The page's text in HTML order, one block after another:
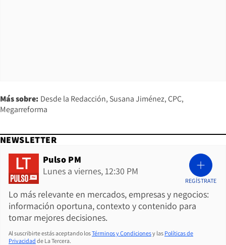
Más sobre: Desde la Redacción Susana Jiménez CPC
Megarreforma
NEWSLETTER
Pulso PM
Lunes a viernes, 12:30 PM
Lo más relevante en mercados, empresas y negocios:
información oportuna, contexto y contenido para
tomar mejores decisiones.
REGÍSTRATE
Al suscribirte estás aceptando losTérminos y Condicionesy las Políticas de
Privacidad de La Tercera.